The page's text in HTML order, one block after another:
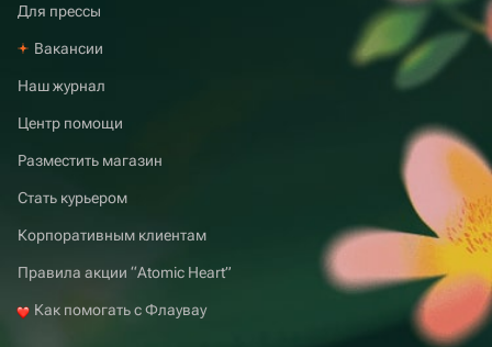
Для прессы
Вакансии
Наш журнал
Центр помощи
Разместить магазин
Стать курьером
Корпоративным клиентам
Правила акции “Atomic Heart”
Как помогать с Флаувау